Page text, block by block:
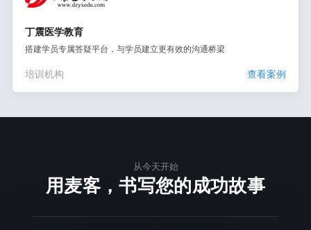
丁震医学教育
搭建学员专属答疑平台，与学员建立更有效的沟通桥梁
培训机构 查看案例
从今天开始
用麦客，书写您的成功故事